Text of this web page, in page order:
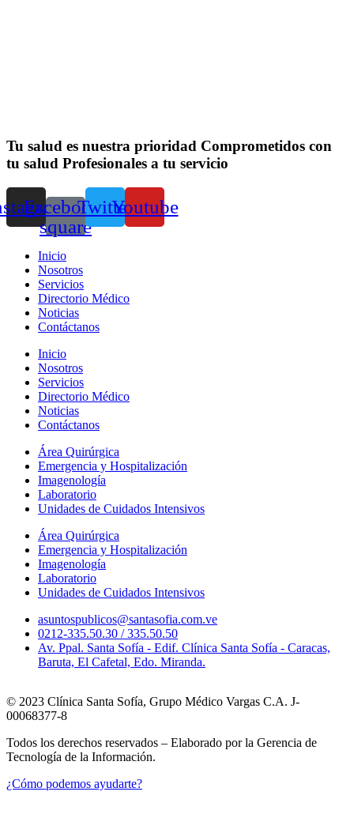
Tu salud es nuestra prioridad Comprometidos con
tu salud Profesionales a tu servicio
Facebook-
square
TwitterYoutube
Inicio
Nosotros
Servicios
Directorio Médico
Noticias
Contáctanos
Inicio
Nosotros
Servicios
Directorio Médico
Noticias
Contáctanos
Área Quirúrgica
Emergencia y Hospitalización
Imagenología
Laboratorio
Unidades de Cuidados Intensivos
Área Quirúrgica
Emergencia y Hospitalización
Imagenología
Laboratorio
Unidades de Cuidados Intensivos
asuntospublicos@santasofia.com.ve
0212-335.50.30 / 335.50.50
Av. Ppal. Santa Sofía - Edif. Clínica Santa Sofía - Caracas,
Baruta, El Cafetal, Edo. Miranda.
© 2023 Clínica Santa Sofía, Grupo Médico Vargas C.A. J-
00068377-8
Todos los derechos reservados – Elaborado por la Gerencia de
Tecnología de la Información.
¿Cómo podemos ayudarte?